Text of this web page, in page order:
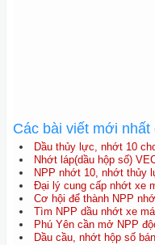
Các bài viết mới nhất
Dầu thủy lực, nhớt 10
Nhớt láp(dầu hộp số)
NPP nhớt 10, nhớt thủy
Đại lý cung cấp nhớt xe
Cơ hội để thành NPP
Tìm NPP dầu nhớt xe
Phú Yên cần mở NPP
Dầu cầu, nhớt hộp số